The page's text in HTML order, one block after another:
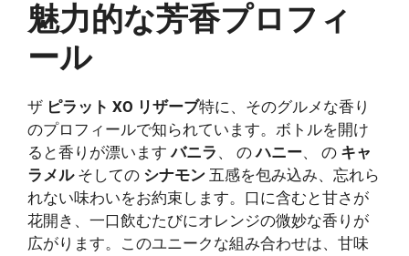
魅力的な芳香プロフィ
ール
ザ ピラット XO リザーブ特に、そのグルメな香り
のプロフィールで知られています。ボトルを開け
ると香りが漂いますバニラ 、 のハニー、 の キャ
ラメルそしての シナモン 五感を包み込み、忘れら
れない味わいをお約束します。口に含むと甘さが
花開き、一口飲むたびにオレンジの微妙な香りが
広がります。このユニークな組み合わせは、甘味